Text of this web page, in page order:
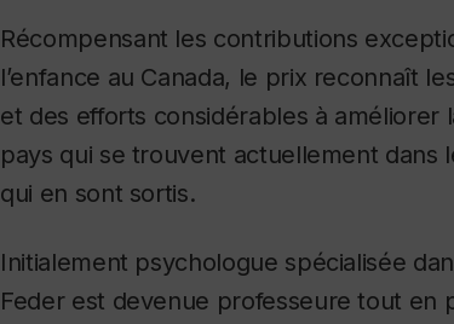
Récompensant les contributions
l’enfance au Canada, le prix reconnaît
et des efforts considérables à
pays qui se trouvent actuellement dans
qui en sont sortis.
Initialement psychologue spécialisée
Feder est devenue professeure tout en